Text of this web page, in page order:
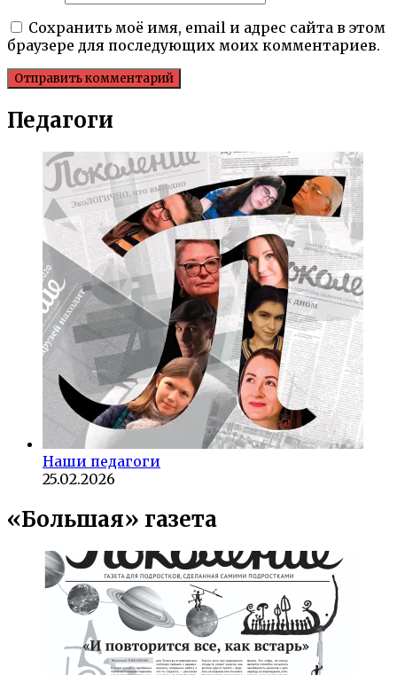
Сохранить моё имя, email и адрес сайта в этом
браузере для последующих моих комментариев.
Педагоги
Наши педагоги
25.02.2026
«Большая» газета